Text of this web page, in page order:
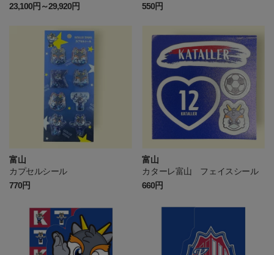
23,100円～29,920円
550円
富山
カプセルシール
770円
富山
カターレ富山 フェイスシール
660円